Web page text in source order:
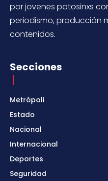
por jovenes potosinxs
periodismo, producción
contenidos.
Secciones
Metrópoli
Estado
Nacional
Internacional
Deportes
Seguridad